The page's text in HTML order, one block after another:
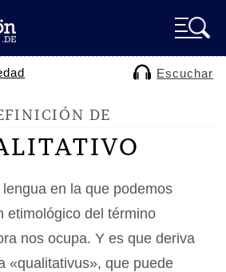
Escuchar
DE
en la que podemos
etimológico del término
nos ocupa. Y es que deriva
«qualitativus», que puede